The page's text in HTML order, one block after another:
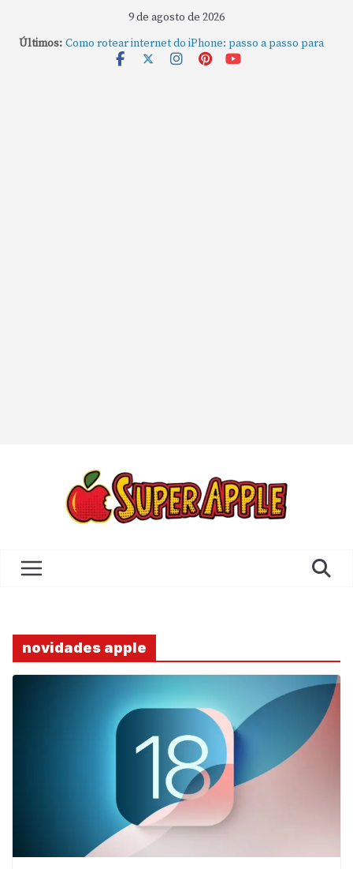
9 de agosto de 2026
Últimos: Como rotear internet do iPhone: passo a passo para
compartilhar a conexão
novidades apple